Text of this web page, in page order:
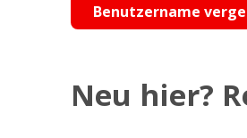
Benutzername
Neu hier?